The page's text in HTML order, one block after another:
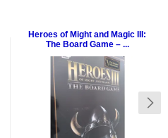
Heroes of Might and Magic III:
The Board Game – ...